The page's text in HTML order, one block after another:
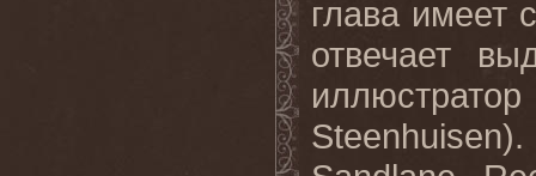
глава имеет
отвечает